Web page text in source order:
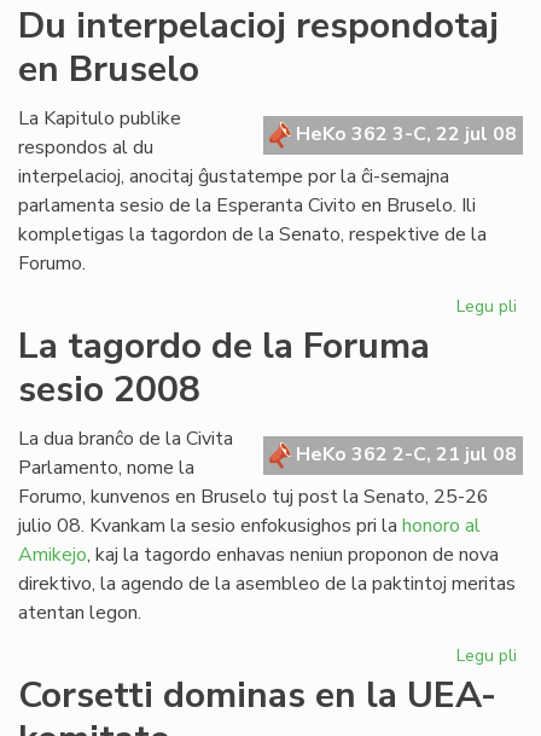
Du interpelacioj respondotaj
en Bruselo
HeKo 362 3-C, 22 jul 08
La Kapitulo publike
respondos al du
interpelacioj, anocitaj ĝustatempe por la ĉi-semajna
parlamenta sesio de la Esperanta Civito en Bruselo. Ili
kompletigas la tagordon de la Senato, respektive de la
Forumo.
Legu pli
La tagordo de la Foruma
sesio 2008
HeKo 362 2-C, 21 jul 08
La dua branĉo de la Civita
Parlamento, nome la
Forumo, kunvenos en Bruselo tuj post la Senato, 25-26
julio 08. Kvankam la sesio enfokusighos pri la honoro al
Amikejo, kaj la tagordo enhavas neniun proponon de nova
direktivo, la agendo de la asembleo de la paktintoj meritas
atentan legon.
Legu pli
Corsetti dominas en la UEA-